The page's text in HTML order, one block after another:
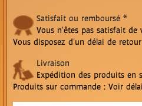
Satisfait ou remboursé *
Vous n'êtes pas satisfait de
Vous disposez d'un délai de
Livraison
Expédition des produits en
Produits sur commande : Voir